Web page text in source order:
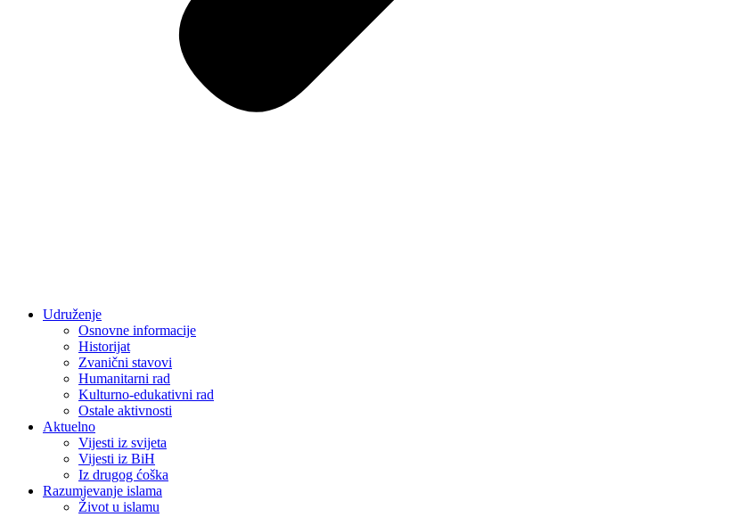
Udruženje
Osnovne informacije
Historijat
Zvanični stavovi
Humanitarni rad
Kulturno-edukativni rad
Ostale aktivnosti
Aktuelno
Vijesti iz svijeta
Vijesti iz BiH
Iz drugog ćoška
Razumjevanje islama
Život u islamu